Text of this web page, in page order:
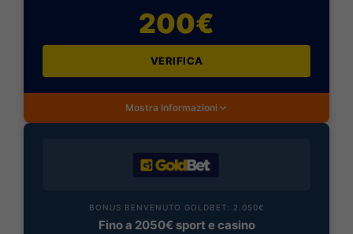
200€
VERIFICA
Mostra Informazioni
BONUS BENVENUTO GOLDBET: 2.050€
Fino a 2050€ sport e casino